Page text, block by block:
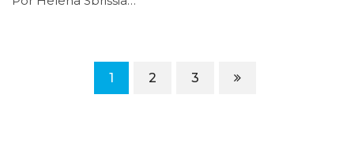
1 2 3